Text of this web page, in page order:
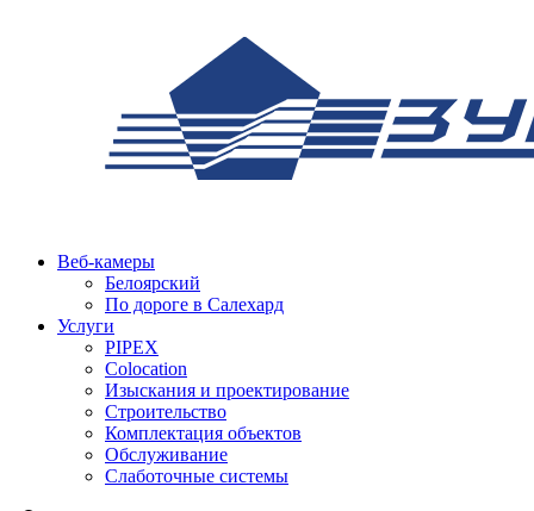
Веб-камеры
Белоярский
По дороге в Салехард
Услуги
PIPEX
Colocation
Изыскания и проектирование
Строительство
Комплектация объектов
Обслуживание
Слаботочные системы